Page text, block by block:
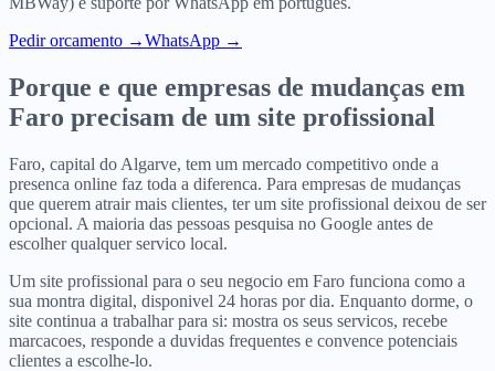
Pedir orcamento →WhatsApp →
Porque e que empresas de mudanças em
Faro precisam de um site profissional
Faro, capital do Algarve, tem um mercado competitivo onde a
presenca online faz toda a diferenca. Para empresas de mudanças
que querem atrair mais clientes, ter um site profissional deixou de ser
opcional. A maioria das pessoas pesquisa no Google antes de
escolher qualquer servico local.
Um site profissional para o seu negocio em Faro funciona como a
sua montra digital, disponivel 24 horas por dia. Enquanto dorme, o
site continua a trabalhar para si: mostra os seus servicos, recebe
marcacoes, responde a duvidas frequentes e convence potenciais
clientes a escolhe-lo.